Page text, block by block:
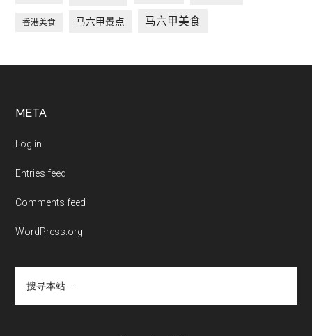
香港美食 马六甲景点 马六甲美食
Footer
META
Log in
Entries feed
Comments feed
WordPress.org
本